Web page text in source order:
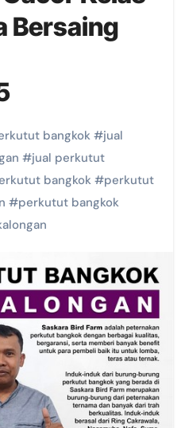
Bersaing
bangkok#jual
#jual perkutut
bangkok#perkutut
#perkutut bangkok